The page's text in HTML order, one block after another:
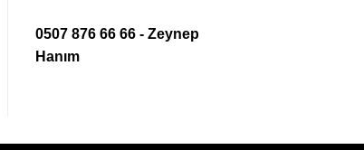
0507 876 66 66 - Zeynep
Hanım